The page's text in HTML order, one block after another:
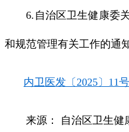
6.自治区卫生健康委关
和规范管理有关工作的通
内卫医发〔2025〕11
来源： 自治区卫生健